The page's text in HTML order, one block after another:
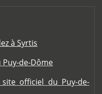
à Syrtis
de-Dôme
officiel du Puy-de-